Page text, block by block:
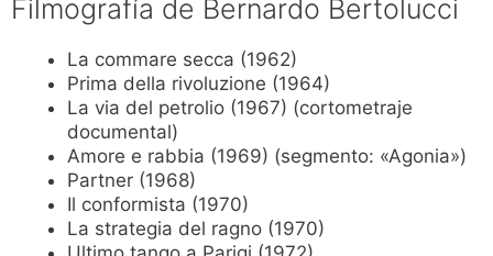
Filmografía de Bernardo Bertolucci
La commare secca (1962)
Prima della rivoluzione (1964)
La via del petrolio (1967) (cortometraje
documental)
Amore e rabbia (1969) (segmento: «Agonia»)
Partner (1968)
Il conformista (1970)
La strategia del ragno (1970)